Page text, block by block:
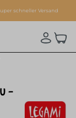
schneller Versand
-